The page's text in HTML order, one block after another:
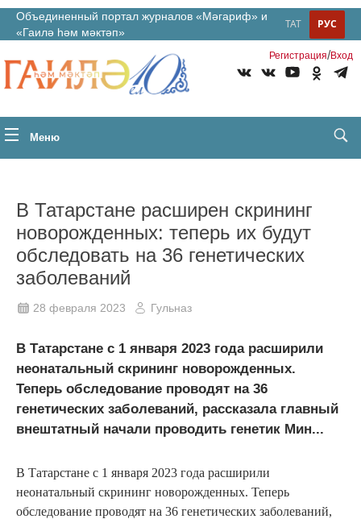
Объединенный портал журналов «Мәгариф» и
«Гаилә һәм мәктәп»
РУС
ТАТ
Регистрация/Вход
Меню
В Татарстане расширен скрининг
новорожденных: теперь их будут
обследовать на 36 генетических
заболеваний
28 февраля 2023 Гульназ
В Татарстане с 1 января 2023 года расширили
неонатальный скрининг новорожденных.
Теперь обследование проводят на 36
генетических заболеваний, рассказала главный
внештатный начали проводить генетик Мин...
В Татарстане с 1 января 2023 года расширили
неонатальный скрининг новорожденных. Теперь
обследование проводят на 36 генетических заболеваний,